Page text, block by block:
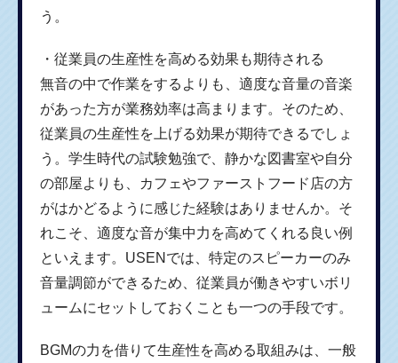
う。
・従業員の生産性を高める効果も期待される
無音の中で作業をするよりも、適度な音量の音楽
があった方が業務効率は高まります。そのため、
従業員の生産性を上げる効果が期待できるでしょ
う。学生時代の試験勉強で、静かな図書室や自分
の部屋よりも、カフェやファーストフード店の方
がはかどるように感じた経験はありませんか。そ
れこそ、適度な音が集中力を高めてくれる良い例
といえます。USENでは、特定のスピーカーのみ
音量調節ができるため、従業員が働きやすいボリ
ュームにセットしておくことも一つの手段です。
BGMの力を借りて生産性を高める取組みは、一般